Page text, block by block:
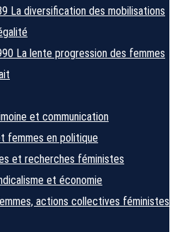
La diversification des mobilisations
La lente progression des femmes
et communication
femmes en politique
et recherches féministes
et économie
actions collectives féministes